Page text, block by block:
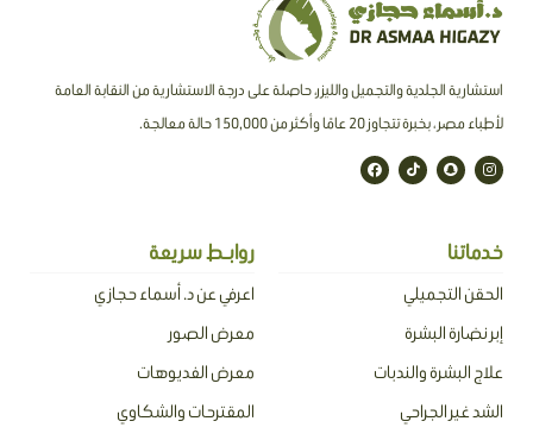
استشارية الجلدية والتجميل والليزر، حاصلة على درجة الاستشارية من النقابة العامة
لأطباء مصر ، بخبرة تتجاوز 20 عامًا وأكثر من 150,000 حالة معالجة.
I
n
s
a
S
n
a
a
t
T
i
k
F
a
c
خدماتنا
الحقن التجميلي
إبر نضارة البشرة
علاج البشرة والندبات
الشد غير الجراحي
روابـط سريعة
اعرفي عن د. أسماء حجازي
معرض الصور
معرض الفديوهات
المقترحات والشكاوي